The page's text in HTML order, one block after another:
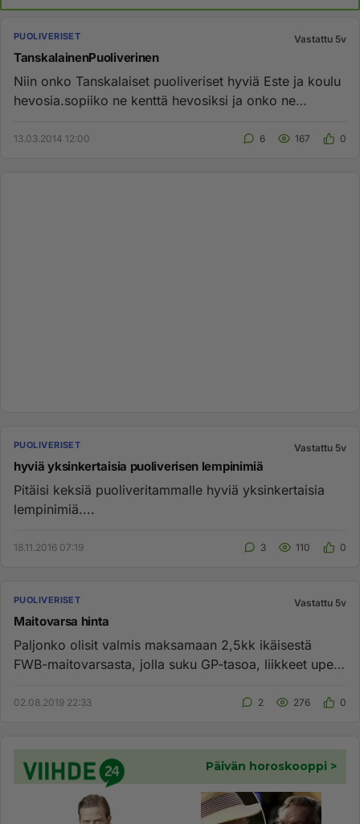
PUOLIVERISET Vastattu 5v
TanskalainenPuoliverinen
Niin onko Tanskalaiset puoliveriset hyviä Este ja koulu
hevosia.sopiiko ne kenttä hevosiksi ja onko ne
13.03.2014 12:00 6 167 0
PUOLIVERISET Vastattu 5v
hyviä yksinkertaisia puoliverisen lempinimiä
Pitäisi keksiä puoliveritammalle hyviä yksinkertaisia
lempinimiä....
18.11.2016 07:19 3 110 0
PUOLIVERISET Vastattu 5v
Maitovarsa hinta
Paljonko olisit valmis maksamaan 2,5kk ikäisestä
FWB-maitovarsasta, jolla suku GP-tasoa, liikkeet upeat
02.08.2019 22:33 2 276 0